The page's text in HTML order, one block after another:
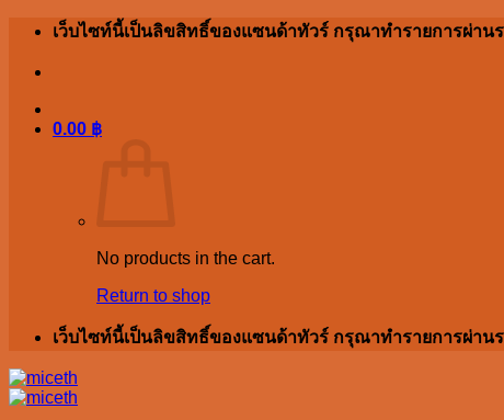
Skip
เว็บไซท์นี้เป็นลิขสิทธิ์ของแซนด้าทัวร์ กรุณาทำรายการผ่า
0.00 ฿
No products in the cart.
Return to shop
เว็บไซท์นี้เป็นลิขสิทธิ์ของแซนด้าทัวร์ กรุณาทำรายการผ่า